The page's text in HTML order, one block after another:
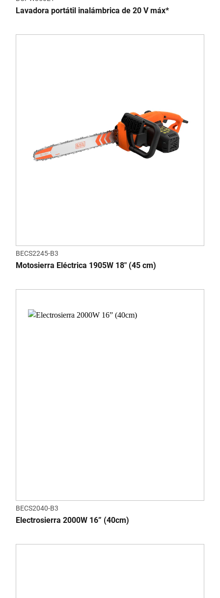
Lavadora portátil inalámbrica de 20 V máx*
BECS2245-B3
Motosierra Eléctrica 1905W 18" (45 cm)
BECS2040-B3
Electrosierra 2000W 16” (40cm)